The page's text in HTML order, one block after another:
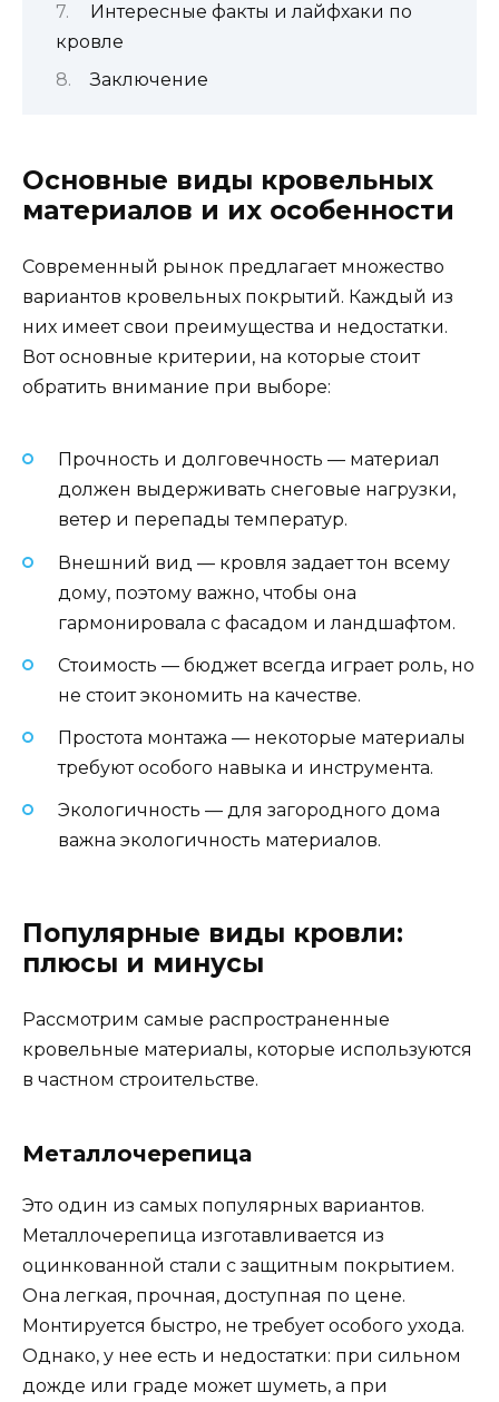
Интересные факты и лайфхаки по
кровле
Заключение
Основные виды кровельных
материалов и их особенности
Современный рынок предлагает множество
вариантов кровельных покрытий. Каждый из
них имеет свои преимущества и недостатки.
Вот основные критерии, на которые стоит
обратить внимание при выборе:
Прочность и долговечность — материал
должен выдерживать снеговые нагрузки,
ветер и перепады температур.
Внешний вид — кровля задает тон всему
дому, поэтому важно, чтобы она
гармонировала с фасадом и ландшафтом.
Стоимость — бюджет всегда играет роль, но
не стоит экономить на качестве.
Простота монтажа — некоторые материалы
требуют особого навыка и инструмента.
Экологичность — для загородного дома
важна экологичность материалов.
Популярные виды кровли:
плюсы и минусы
Рассмотрим самые распространенные
кровельные материалы, которые используются
в частном строительстве.
Металлочерепица
Это один из самых популярных вариантов.
Металлочерепица изготавливается из
оцинкованной стали с защитным покрытием.
Она легкая, прочная, доступная по цене.
Монтируется быстро, не требует особого ухода.
Однако, у нее есть и недостатки: при сильном
дожде или граде может шуметь, а при